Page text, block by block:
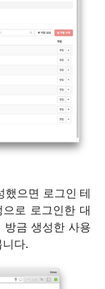
했으면 로그인 테
으로 로그인한 대
방금 생성한 사용
니다.